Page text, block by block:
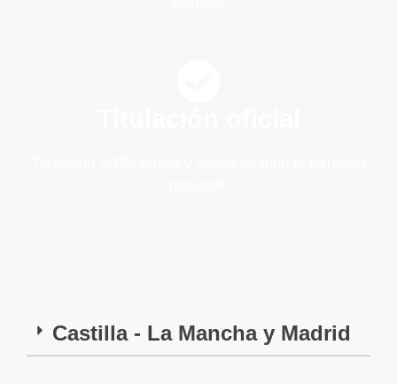
Castilla - La Mancha y Madrid